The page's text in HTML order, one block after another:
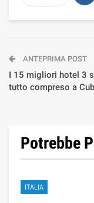
ANTEPRIMA POST
I 15 migliori hotel 3
tutto compreso a
Potrebbe
ITALIA